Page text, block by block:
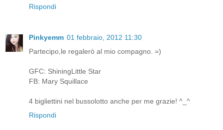
Rispondi
Pinkyemm 01 febbraio, 2012 11:30
Partecipo,le regalerò al mio compagno. =)
GFC: ShiningLittle Star
FB: Mary Squillace
4 bigliettini nel bussolotto anche per me grazie! ^_^
Rispondi